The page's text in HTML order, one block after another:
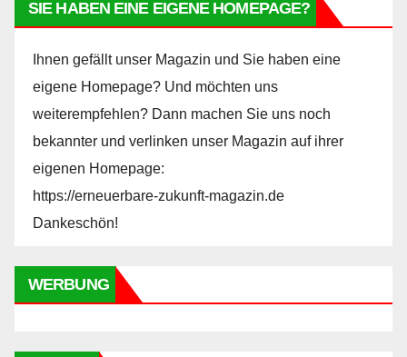
SIE HABEN EINE EIGENE HOMEPAGE?
Ihnen gefällt unser Magazin und Sie haben eine
eigene Homepage? Und möchten uns
weiterempfehlen? Dann machen Sie uns noch
bekannter und verlinken unser Magazin auf ihrer
eigenen Homepage:
https://erneuerbare-zukunft-magazin.de
Dankeschön!
WERBUNG